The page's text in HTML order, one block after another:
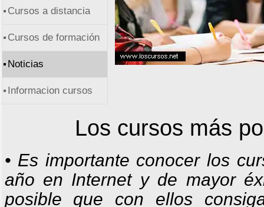
Cursos a distancia
Cursos de formación
Noticias
Informacion cursos
Los cursos más
• Es importante conocer los
año en Internet y de mayor
posible que con ellos